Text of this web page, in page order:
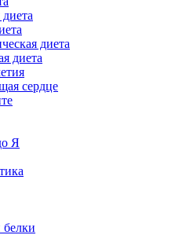
диета
диета
сердце
Я